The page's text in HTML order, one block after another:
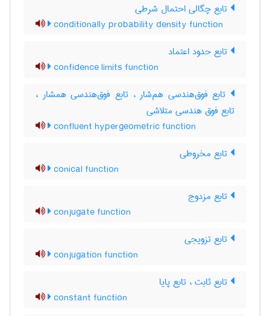
تابع چگالی احتمال شرطی
conditionally probability density function
تابع حدود اعتماد
confidence limits function
تابع فوق‌هندسی هم‌شار ، تابع فوق‌هندسی همشار ،
تابع فوق هندسی متلاشی
confluent hypergeometric function
تابع مخروطی
conical function
تابع مزدوج
conjugate function
تابع تزویجی
conjugation function
تابع ثابت ، تابع پایا
constant function